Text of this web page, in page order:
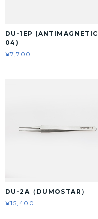
DU-1EP (ANTIMAGNETIC
04)
¥7,700
DU-2A（DUMOSTAR）
¥15,400